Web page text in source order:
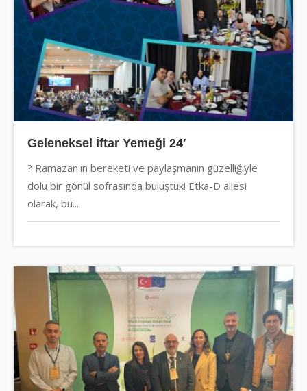
Geleneksel İftar Yemeği 24′
? Ramazan'ın bereketi ve paylaşmanın güzelliğiyle
dolu bir gönül sofrasında buluştuk! Etka-D ailesi
olarak, bu...